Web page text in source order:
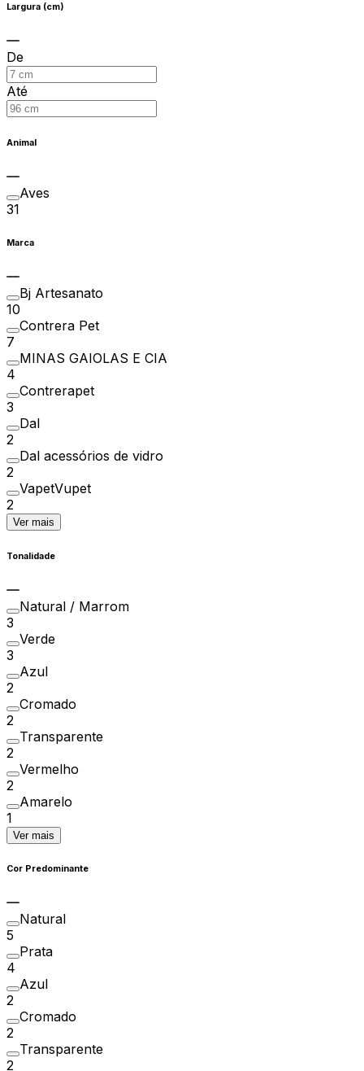
Largura (cm)
De
Até
Animal
Aves
31
Marca
Bj Artesanato
10
Contrera Pet
7
MINAS GAIOLAS E CIA
4
Contrerapet
3
Dal
2
Dal acessórios de vidro
2
VapetVupet
2
Ver mais
Tonalidade
Natural / Marrom
3
Verde
3
Azul
2
Cromado
2
Transparente
2
Vermelho
2
Amarelo
1
Ver mais
Cor Predominante
Natural
5
Prata
4
Azul
2
Cromado
2
Transparente
2